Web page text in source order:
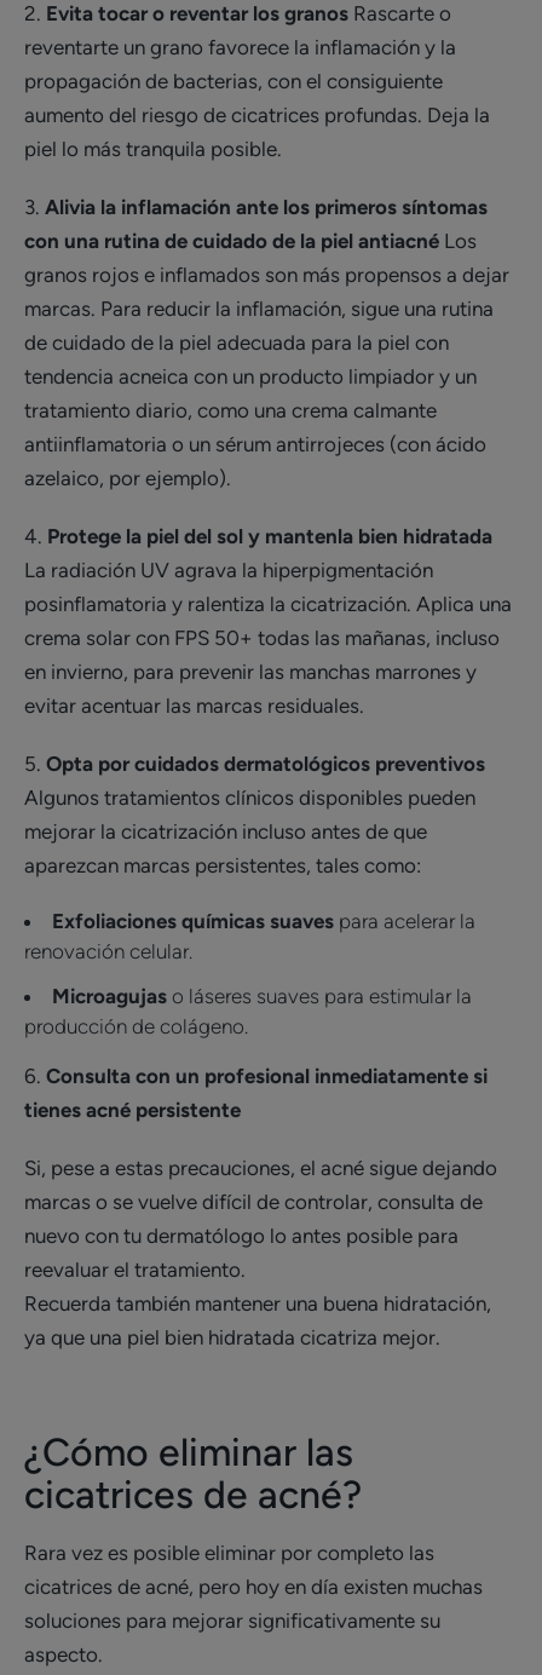
2. Evita tocar o reventar los granos Rascarte o
reventarte un grano favorece la inflamación y la
propagación de bacterias, con el consiguiente
aumento del riesgo de cicatrices profundas. Deja la
piel lo más tranquila posible.
3. Alivia la inflamación ante los primeros síntomas
con una rutina de cuidado de la piel antiacné Los
granos rojos e inflamados son más propensos a dejar
marcas. Para reducir la inflamación, sigue una rutina
de cuidado de la piel adecuada para la piel con
tendencia acneica con un producto limpiador y un
tratamiento diario, como una crema calmante
antiinflamatoria o un sérum antirrojeces (con ácido
azelaico, por ejemplo).
4. Protege la piel del sol y mantenla bien hidratada
La radiación UV agrava la hiperpigmentación
posinflamatoria y ralentiza la cicatrización. Aplica una
crema solar con FPS 50+ todas las mañanas, incluso
en invierno, para prevenir las manchas marrones y
evitar acentuar las marcas residuales.
5. Opta por cuidados dermatológicos preventivos
Algunos tratamientos clínicos disponibles pueden
mejorar la cicatrización incluso antes de que
aparezcan marcas persistentes, tales como:
Exfoliaciones químicas suaves para acelerar la
renovación celular.
Microagujas o láseres suaves para estimular la
producción de colágeno.
6. Consulta con un profesional inmediatamente si
tienes acné persistente
Si, pese a estas precauciones, el acné sigue dejando
marcas o se vuelve difícil de controlar, consulta de
nuevo con tu dermatólogo lo antes posible para
reevaluar el tratamiento.
Recuerda también mantener una buena hidratación,
ya que una piel bien hidratada cicatriza mejor.
¿Cómo eliminar las
cicatrices de acné?
Rara vez es posible eliminar por completo las
cicatrices de acné, pero hoy en día existen muchas
soluciones para mejorar significativamente su
aspecto.